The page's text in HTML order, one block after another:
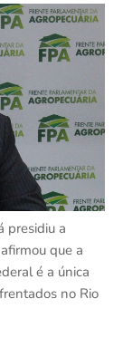
presidiu a
que a
é a única
no Rio